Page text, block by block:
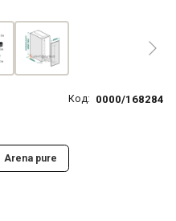
Код: 0000/168284
Arena pure